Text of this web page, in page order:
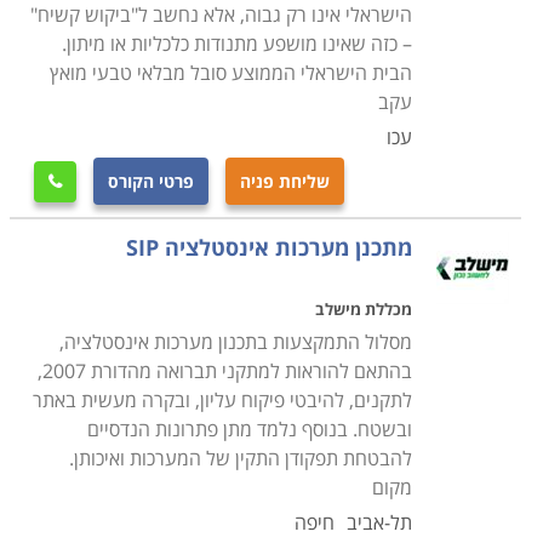
העמודים הבאים באתר קורסים מוקדשים למסלולי לימוד
מקצועיים מגוונים בתחומי האינסטלציה. מעבר להכשרת
הבסיס, ניתן למצוא בין הקורסים המוצעים גם התמחויות
ייחודיות אשר משמשות להעשרת הכלים המקצועיים והגדלת
מגוון הפתרונות והשירותים הניתנים ללקוח הפרטי או
המוסדי. בין אלו תוכלו למצוא למשל הכשרת מפעילי דודי
קיטור והסקה, התקנת משאבות ומערכות שאיבה, ניקוי, חיטוי
ותחזוקת מערכות מי שתיה וצנרת, אחזקת רשתות ביוב,
התקנת מערכת מים אפורים למחזור, ודוגמי מי ביוב שפכים
וקולחין. רובם של מסלולים אלו הם בהשגחת משרד
הבריאות, ודורשים כתנאי קבלה את תעודת קורס השרברבות
הבסיסי בהסמכת משרד התמ"ת.
קורס אינסטלציה ניתן ללמוד במספר מכללות ברחבי הארץ
הישראלי אינו רק גבוה, אלא נחשב ל"ביקוש קשיח"
– כזה שאינו מושפע מתנודות כלכליות או מיתון.
הבית הישראלי הממוצע סובל מבלאי טבעי מואץ
עקב
עכו
שליחת פניה פרטי הקורס 
מתכנן מערכות אינסטלציה SIP
מכללת מישלב
מסלול התמקצעות בתכנון מערכות אינסטלציה,
בהתאם להוראות למתקני תברואה מהדורת 2007,
לתקנים, להיבטי פיקוח עליון, ובקרה מעשית באתר
ובשטח. בנוסף נלמד מתן פתרונות הנדסיים
להבטחת תפקודן התקין של המערכות ואיכותן.
מקום
תל-אביב חיפה